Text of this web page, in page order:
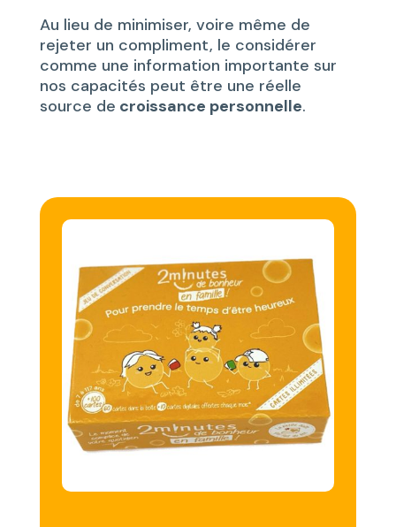
Au lieu de minimiser, voire même de
rejeter un compliment, le considérer
comme une information importante sur
nos capacités peut être une réelle
source de croissance personnelle.